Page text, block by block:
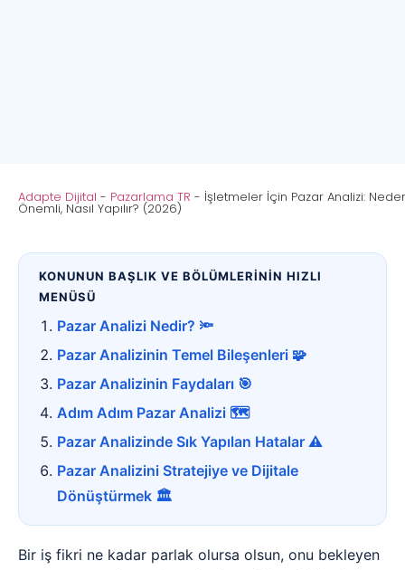
Adapte Dijital - Pazarlama TR - İşletmeler İçin Pazar Analizi:
Önemli, Nasıl Yapılır? (2026)
KONUNUN BAŞLIK VE BÖLÜMLERİNİN HIZLI
MENÜSÜ
Pazar Analizi Nedir? 🔦
Pazar Analizinin Temel Bileşenleri 🧩
Pazar Analizinin Faydaları 🎯
Adım Adım Pazar Analizi 🗺️
Pazar Analizinde Sık Yapılan Hatalar ⚠️
Pazar Analizini Stratejiye ve Dijitale
Dönüştürmek 🏛️
Bir iş fikri ne kadar parlak olursa olsun, onu bekleyen